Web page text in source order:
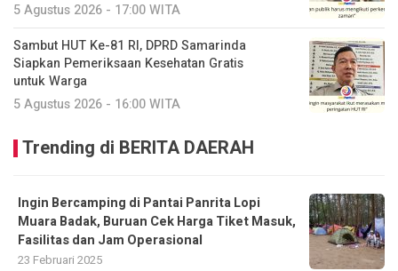
5 Agustus 2026 - 17:00 WITA
Sambut HUT Ke-81 RI, DPRD Samarinda
Siapkan Pemeriksaan Kesehatan Gratis
untuk Warga
5 Agustus 2026 - 16:00 WITA
Trending di BERITA DAERAH
Ingin Bercamping di Pantai Panrita Lopi
Muara Badak, Buruan Cek Harga Tiket Masuk,
Fasilitas dan Jam Operasional
23 Februari 2025